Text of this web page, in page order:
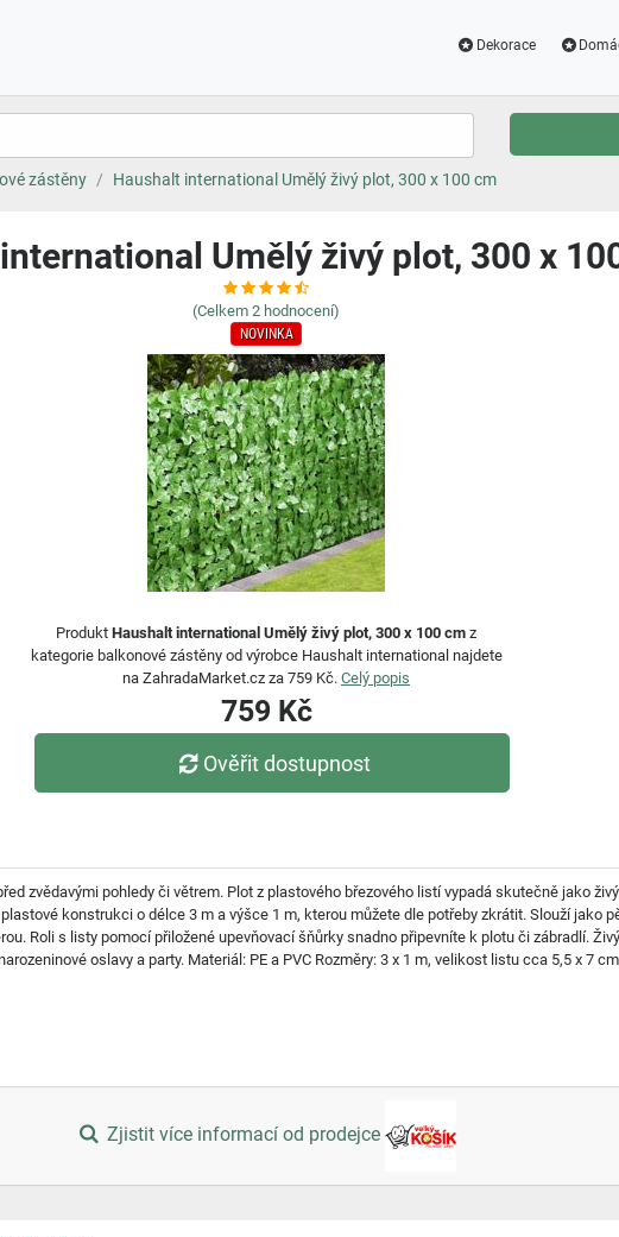
Dekorace
zástěny Haushalt international Umělý živý plot, 300 x 100 cm
Umělý živý plot, 300 x
(Celkem 2 hodnocení)
NOVINKA
Produkt Haushalt international Umělý živý plot, 300 x 100 cm z
kategorie balkonové zástěny od výrobce Haushalt international najdete
na ZahradaMarket.cz za 759 Kč. Celý popis
759 Kč
Ověřit dostupnost
zvědavými pohledy či větrem. Plot z plastového březového listí vypadá skutečně jako
konstrukci o délce 3 m a výšce 1 m, kterou můžete dle potřeby zkrátit. Slouží jako
Roli s listy pomocí přiložené upevňovací šňůrky snadno připevníte k plotu či zábradlí.
oslavy a party. Materiál: PE a PVC Rozměry: 3 x 1 m, velikost listu cca 5,5 x 7 cm
Zjistit více informací od prodejce